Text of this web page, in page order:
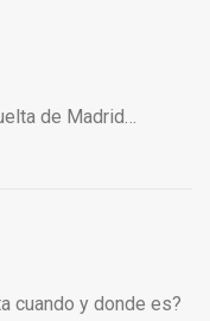
de Madrid…
cuando y donde es?